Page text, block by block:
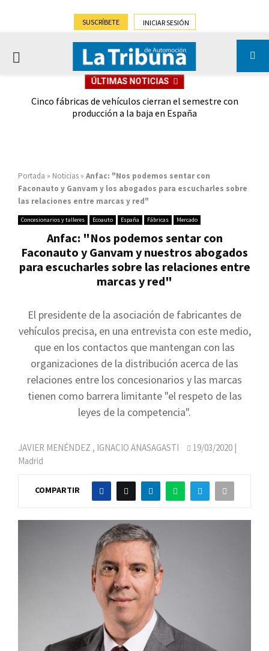
SUSCRÍBETE INICIAR SESIÓN
PRIMARY
ÚLTIMAS NOTICIAS
Cinco fábricas de vehículos cierran el semestre con
producción a la baja en España
Portada » Noticias » Anfac: "Nos podemos sentar con
Faconauto y Ganvam y los abogados para escucharles sobre
las relaciones entre marcas y red"
Concesionarios y talleres Ecoauto España Fábricas Mercado
Anfac: "Nos podemos sentar con
Faconauto y Ganvam y nuestros abogados
para escucharles sobre las relaciones entre
marcas y red"
El presidente de la asociación de fabricantes de
vehículos precisa, en una entrevista con este medio,
que en los contactos que mantengan con las
organizaciones de la distribución acerca de las
relaciones entre los concesionarios y las marcas
tienen como barrera limitante "el respeto de las
leyes de la competencia".
JAVIER MENÉNDEZ , IGNACIO ANASAGASTI 19/03/2020 |
Madrid
COMPARTIR